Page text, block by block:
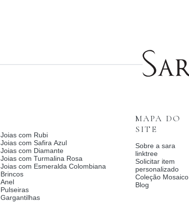
MAPA DO
SITE
Sobre a sara
linktree
Solicitar item
personalizado
Blog
Coleção Mosaico
Joias com Rubi
Joias com Safira Azul
Joias com Diamante
Joias com Turmalina Rosa
Joias com Esmeralda Colombiana
Brincos
Anel
Pulseiras
Gargantilhas